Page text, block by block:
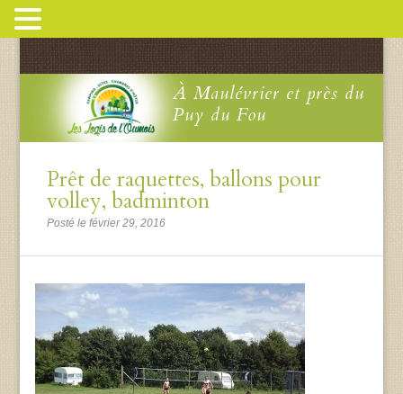
À Maulévrier et près du
Puy du Fou
Prêt de raquettes, ballons pour
volley, badminton
Posté le février 29, 2016